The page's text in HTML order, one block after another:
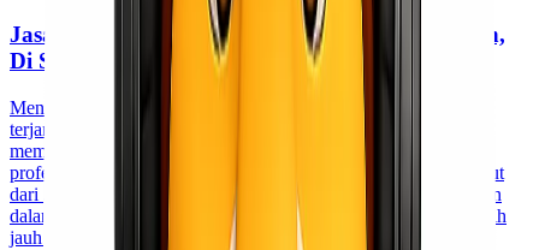
Jasa Cargo Murah Via Laut Jakarta Balikpapan,
Di Sini!
Mencari jasa pengiriman barang yang dapat diandalkan dan
terjangkau? Lionel Express sebagai jasa cargo hadir untuk
memenuhi kebutuhan kamu. Dengan pengalaman dan
profesionalisme, mereka menawarkan solusi cargo murah via laut
dari Jakarta ke Balikpapan. Tidak hanya efisien, tetapi juga aman
dalam mengirimkan berbagai jenis barang. Mari kita telusuri lebih
jauh tentang layanan yang ditawarkan oleh [&hellip;]